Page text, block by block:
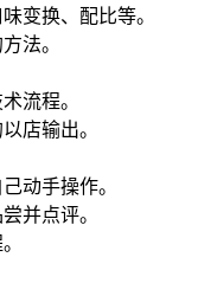
变换、配比等。
法。
流程。
店输出。
动手操作。
并点评。